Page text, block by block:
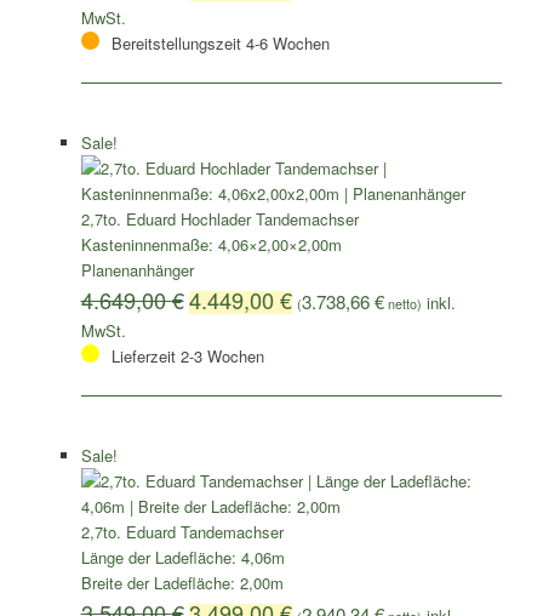
Bereitstellungszeit 4-6 Wochen
Sale!
2,7to. Eduard Hochlader Tandemachser
Kasteninnenmaße: 4,06×2,00×2,00m
Planenanhänger
4.649,00€4.449,00€ (3.738,66€netto)
Lieferzeit 2-3 Wochen
Sale!
2,7to. Eduard Tandemachser
Länge der Ladefläche: 4,06m
Breite der Ladefläche: 2,00m